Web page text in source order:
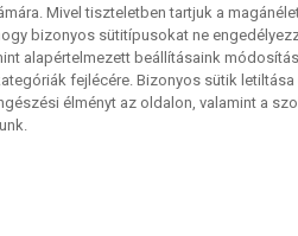
mögött hármas
Mivel tiszteletben tartjuk a
bizonyos sütitípusokat ne
alapértelmezett beállításaink
fejlécére. Bizonyos sütik
élményt az oldalon, valamint a